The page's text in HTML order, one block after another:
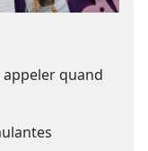
quand